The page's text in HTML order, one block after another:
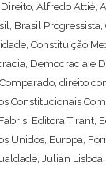
, Alfredo Attié,
, Brasil Progressista,
, Constituição
, Democracia e
, direito
Constitucionais
, Editora Tirant,
Unidos, Europa,
, Julian Lisboa,